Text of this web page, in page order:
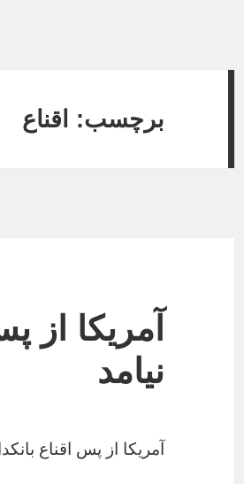
برچسب: اقناع
آمریکا از
نیامد
آمریکا از پس اقناع